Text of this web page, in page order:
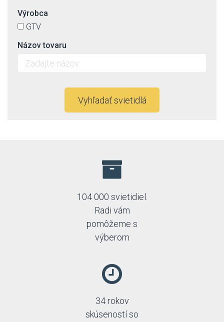
Výrobca
GTV
Názov tovaru
Vyhľadať svietidlá
104 000 svietidiel.
Radi vám
pomôžeme s
výberom
34 rokov
skúseností so